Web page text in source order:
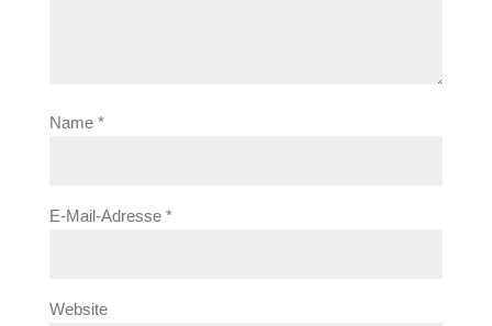
Name *
E-Mail-Adresse *
Website